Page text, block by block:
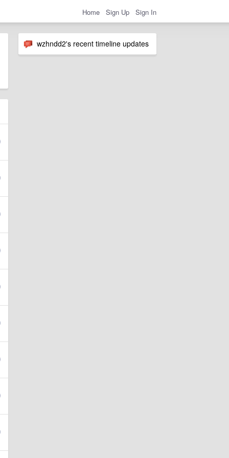
Home Sign Up Sign In
wzhndd2's recent timeline updates